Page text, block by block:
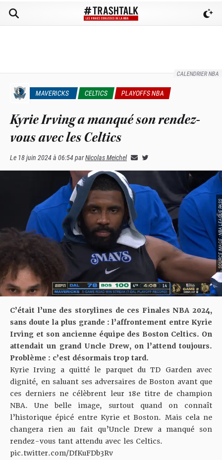
CALENDRIER NBA
MAVERICKS CELTICS PLAYOFFS NBA
Kyrie Irving a manqué son rendez-
vous avec les Celtics
Le 18 juin 2024 à 06:54parNicolas Meichel
SOURCE
C’était l’une des storylines de ces Finales NBA 2024,
sans doute la plus grande : l’affrontement entre Kyrie
Irving et son ancienne équipe des Boston Celtics. On
attendait un grand Uncle Drew, on l’attend toujours.
Problème : c’est désormais trop tard.
Kyrie Irving a quitté le parquet du TD Garden avec
dignité, en saluant ses adversaires de Boston avant que
ces derniers ne célèbrent leur 18e titre de champion
NBA. Une belle image, surtout quand on connaît
l’historique épicé entre Kyrie et Boston. Mais cela ne
changera rien au fait qu’Uncle Drew a manqué son
rendez-vous tant attendu avec les Celtics.
pic.twitter.com/DfKuFDb3Rv